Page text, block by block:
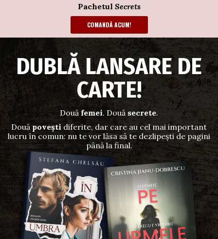
Pachetul Secrets
COMANDĂ ACUM!
Pachetul Secrets
COMANDĂ ACUM!
DUBLĂ LANSARE DE
CARTE!
Două femei. Douăsecrete.
Douăpovești diferite, dar care au cel mai important
lucru în comun: nu te vor lăsa să te dezlipești de pagini
până la final.